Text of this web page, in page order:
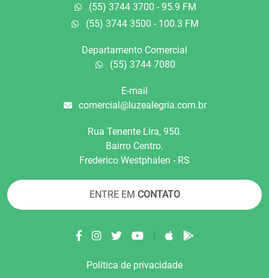
(55) 3744 3700 - 95.9 FM
(55) 3744 3500 - 100.3 FM
Departamento Comercial
(55) 3744 7080
E-mail
comercial@luzealegria.com.br
Rua Tenente Líra, 950.
Bairro Centro.
Frederico Westphalen - RS
ENTRE EM CONTATO
|
Política de privacidade